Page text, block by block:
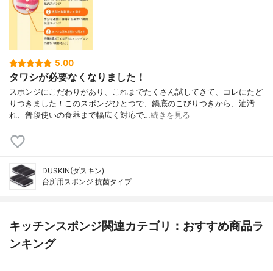
5.00
タワシが必要なくなりました！
スポンジにこだわりがあり、これまでたくさん試してきて、コレにたど
りつきました！このスポンジひとつで、鍋底のこびりつきから、油汚
れ、普段使いの食器まで幅広く対応で…続きを見る
DUSKIN(ダスキン)
台所用スポンジ 抗菌タイプ
キッチンスポンジ関連カテゴリ：おすすめ商品ラ
ンキング